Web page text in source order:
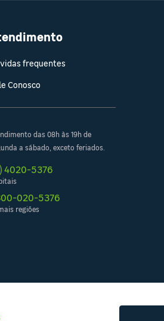
frequentes
Conosco
das 08h às 19h de
a sábado, exceto feriados.
4020-5376
020-5376
regiões